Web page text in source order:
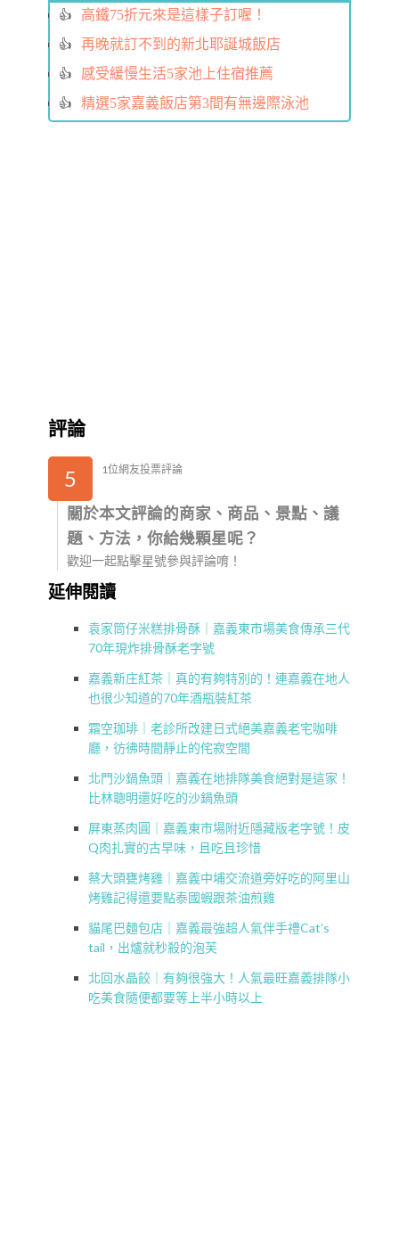
高鐵75折元來是這樣子訂喔！
再晚就訂不到的新北耶誕城飯店
感受緩慢生活5家池上住宿推薦
精選5家嘉義飯店第3間有無邊際泳池
評論
5 1位網友投票評論
關於本文評論的商家、商品、景點、議
題、方法，你給幾顆星呢？
歡迎一起點擊星號參與評論唷！
延伸閱讀
袁家筒仔米糕排骨酥｜嘉義東市場美食傳承三代
70年現炸排骨酥老字號
嘉義新庄紅茶｜真的有夠特別的！連嘉義在地人
也很少知道的70年酒瓶裝紅茶
霜空珈琲｜老診所改建日式絕美嘉義老宅咖啡
廳，彷彿時間靜止的侘寂空間
北門沙鍋魚頭｜嘉義在地排隊美食絕對是這家！
比林聰明還好吃的沙鍋魚頭
屏東蒸肉圓｜嘉義東市場附近隱藏版老字號！皮
Q肉扎實的古早味，且吃且珍惜
蔡大頭甕烤雞｜嘉義中埔交流道旁好吃的阿里山
烤雞記得還要點泰國蝦跟茶油煎雞
貓尾巴麵包店｜嘉義最強超人氣伴手禮Cat’s
tail，出爐就秒殺的泡芙
北回水晶餃｜有夠很強大！人氣最旺嘉義排隊小
吃美食隨便都要等上半小時以上